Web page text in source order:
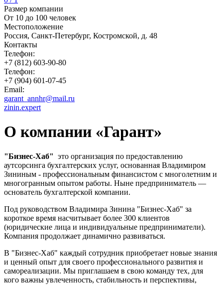
Размер компании
От 10 до 100 человек
Местоположение
Россия, Санкт-Петербург, Костромской, д. 48
Контакты
Телефон:
+7 (812) 603-90-80
Телефон:
+7 (904) 601-07-45
Email:
garant_annhr@mail.ru
zinin.expert
О компании «Гарант»
"Бизнес-Хаб" это организация по предоставлению
аутсорсинга бухгалтерских услуг, основанная Владимиром
Зининым - профессиональным финансистом с многолетним и
многогранным опытом работы. Ныне предприниматель —
основатель бухгалтерской компании.
Под руководством Владимира Зинина "Бизнес-Хаб" за
короткое время насчитывает более 300 клиентов
(юридические лица и индивидуальные предприниматели).
Компания продолжает динамично развиваться.
В "Бизнес-Хаб" каждый сотрудник приобретает новые знания
и ценный опыт для своего профессионального развития и
самореализации. Мы приглашаем в свою команду тех, для
кого важны увлеченность, стабильность и перспективы,